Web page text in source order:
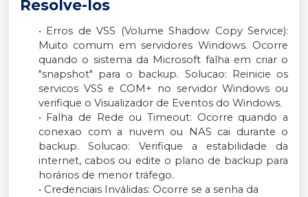
Resolve-los
• Erros de VSS (Volume Shadow Copy Service):
Muito comum em servidores Windows. Ocorre
quando o sistema da Microsoft falha em criar o
"snapshot" para o backup. Solucao: Reinicie os
servicos VSS e COM+ no servidor Windows ou
verifique o Visualizador de Eventos do Windows.
• Falha de Rede ou Timeout: Ocorre quando a
conexao com a nuvem ou NAS cai durante o
backup. Solucao: Verifique a estabilidade da
internet, cabos ou edite o plano de backup para
horários de menor tráfego.
• Credenciais Inválidas: Ocorre se a senha da